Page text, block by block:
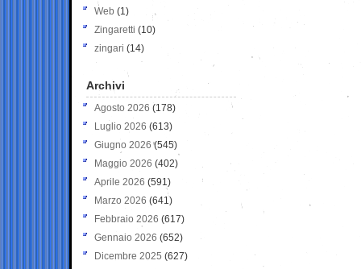
Web (1)
Zingaretti (10)
zingari (14)
Archivi
Agosto 2026 (178)
Luglio 2026 (613)
Giugno 2026 (545)
Maggio 2026 (402)
Aprile 2026 (591)
Marzo 2026 (641)
Febbraio 2026 (617)
Gennaio 2026 (652)
Dicembre 2025 (627)